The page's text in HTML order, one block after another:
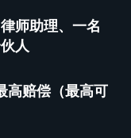
师助理、一名
人
高赔偿（最高可